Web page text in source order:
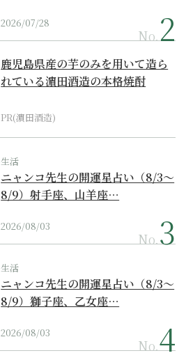
2026/07/28
No.
鹿児島県産の芋のみを用いて造ら
れている濵田酒造の本格焼酎
PR(濵田酒造)
生活
ニャンコ先生の開運星占い（8/3～
8/9）射手座、山羊座…
2026/08/03
No.
生活
ニャンコ先生の開運星占い（8/3～
8/9）獅子座、乙女座…
2026/08/03
No.